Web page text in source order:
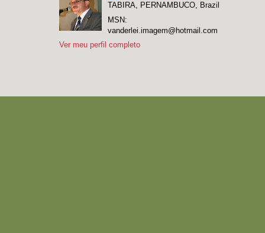
TABIRA, PERNAMBUCO, Brazil
MSN:
vanderlei.imagem@hotmail.com
Ver meu perfil completo